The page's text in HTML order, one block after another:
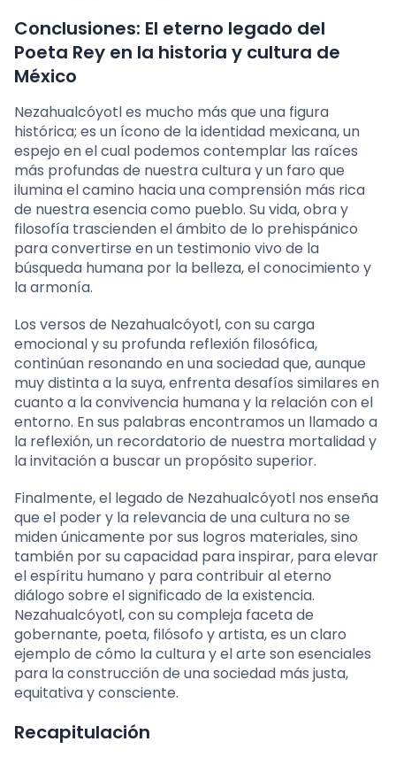
Conclusiones: El eterno legado del
Poeta Rey en la historia y cultura de
México
Nezahualcóyotl es mucho más que una figura
histórica; es un ícono de la identidad mexicana, un
espejo en el cual podemos contemplar las raíces
más profundas de nuestra cultura y un faro que
ilumina el camino hacia una comprensión más rica
de nuestra esencia como pueblo. Su vida, obra y
filosofía trascienden el ámbito de lo prehispánico
para convertirse en un testimonio vivo de la
búsqueda humana por la belleza, el conocimiento y
la armonía.
Los versos de Nezahualcóyotl, con su carga
emocional y su profunda reflexión filosófica,
continúan resonando en una sociedad que, aunque
muy distinta a la suya, enfrenta desafíos similares en
cuanto a la convivencia humana y la relación con el
entorno. En sus palabras encontramos un llamado a
la reflexión, un recordatorio de nuestra mortalidad y
la invitación a buscar un propósito superior.
Finalmente, el legado de Nezahualcóyotl nos enseña
que el poder y la relevancia de una cultura no se
miden únicamente por sus logros materiales, sino
también por su capacidad para inspirar, para elevar
el espíritu humano y para contribuir al eterno
diálogo sobre el significado de la existencia.
Nezahualcóyotl, con su compleja faceta de
gobernante, poeta, filósofo y artista, es un claro
ejemplo de cómo la cultura y el arte son esenciales
para la construcción de una sociedad más justa,
equitativa y consciente.
Recapitulación